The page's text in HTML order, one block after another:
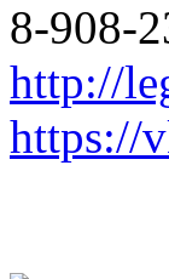
8-908-
http://
https://